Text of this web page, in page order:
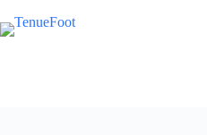
au
contenu